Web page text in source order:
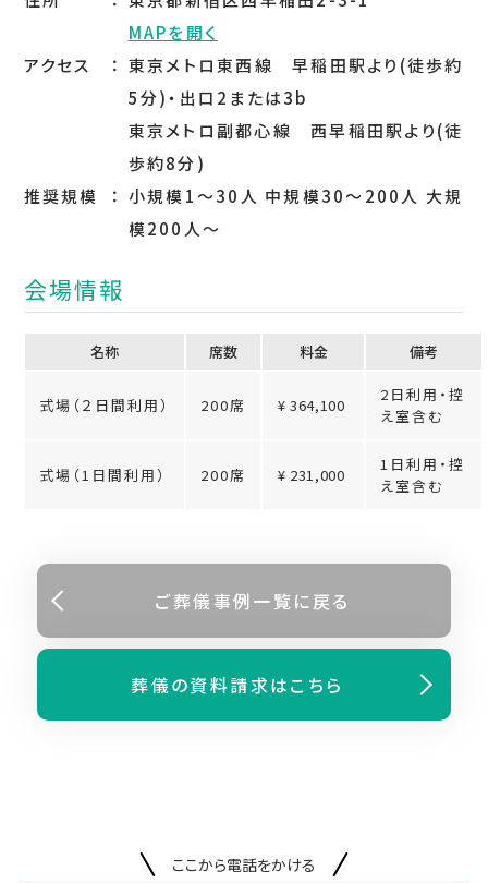
MAPを開く
アクセス
東京メトロ東西線 早稲田駅より(徒歩約
5分)・出口2または3b
東京メトロ副都心線 西早稲田駅より(徒
歩約8分)
推奨規模
小規模1～30人 中規模30～200人 大規
模200人～
会場情報
名称 席数 料⾦ 備考
式場（２日間利用） 200席 ¥ 364,100
2日利用・控
え室含む
式場（1日間利用） 200席 ¥ 231,000
1日利用・控
え室含む
ご葬儀事例⼀覧に戻る
葬儀の資料請求はこちら
ここから電話をかける